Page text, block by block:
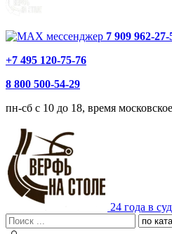
7 909 962-27-
+7 495 120-75-76
8 800 500-54-29
пн-сб с 10 до 18, время московское
24 года в